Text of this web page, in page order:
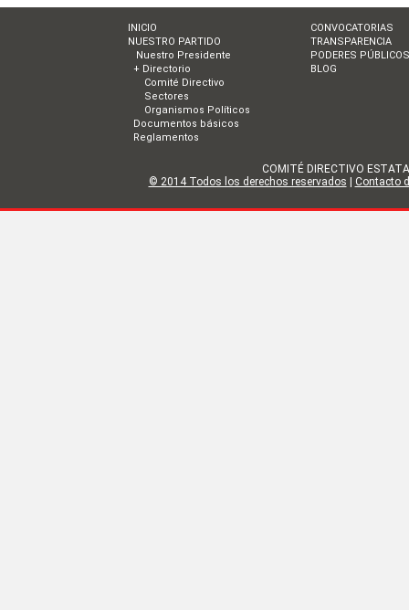
INICIO
NUESTRO PARTIDO
Nuestro Presidente
+ Directorio
Comité Directivo
Sectores
Organismos Políticos
Documentos básicos
Reglamentos
CONVOCATORIAS
TRANSPARENCIA
PODERES PÚBLICOS
BLOG
COMITÉ DIRECTIVO
© 2014 Todos los derechos reservados
Contacto